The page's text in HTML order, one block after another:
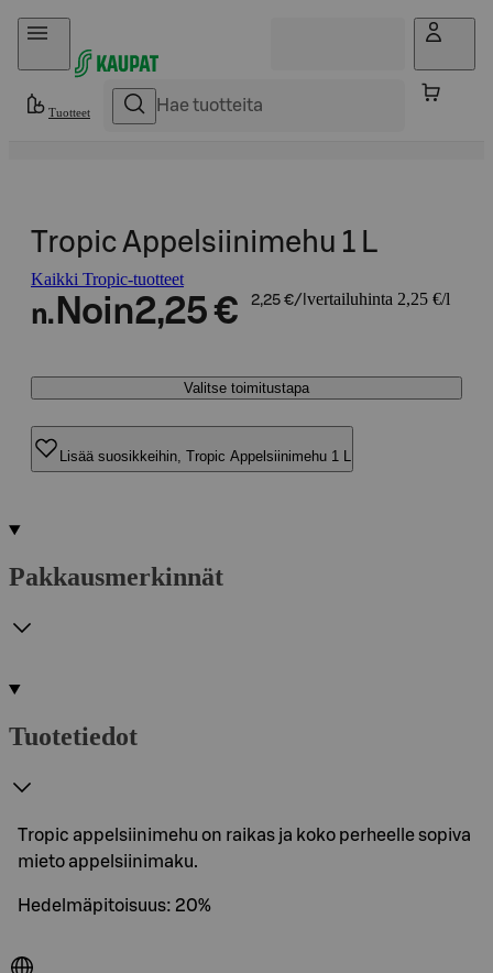
Hyppää sisältöön
Tuotteet
Tropic Appelsiinimehu 1 L
Kaikki Tropic-tuotteet
n. Noin2,25 € 2,25 €/l vertailuhinta 2,25 €/l
Valitse toimitustapa
Lisää suosikkeihin, Tropic Appelsiinimehu 1 L
Pakkausmerkinnät
Tuotetiedot
Tropic appelsiinimehu on raikas ja koko perheelle sopiva
mieto appelsiinimaku.
Hedelmäpitoisuus: 20%